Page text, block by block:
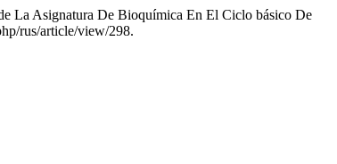
La Asignatura De Bioquímica En El Ciclo básico De
rus/article/view/298.